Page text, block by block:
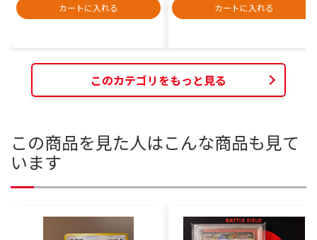
カートに入れる
カートに入れる
このカテゴリをもっと見る
この商品を見た人はこんな商品も見て
います